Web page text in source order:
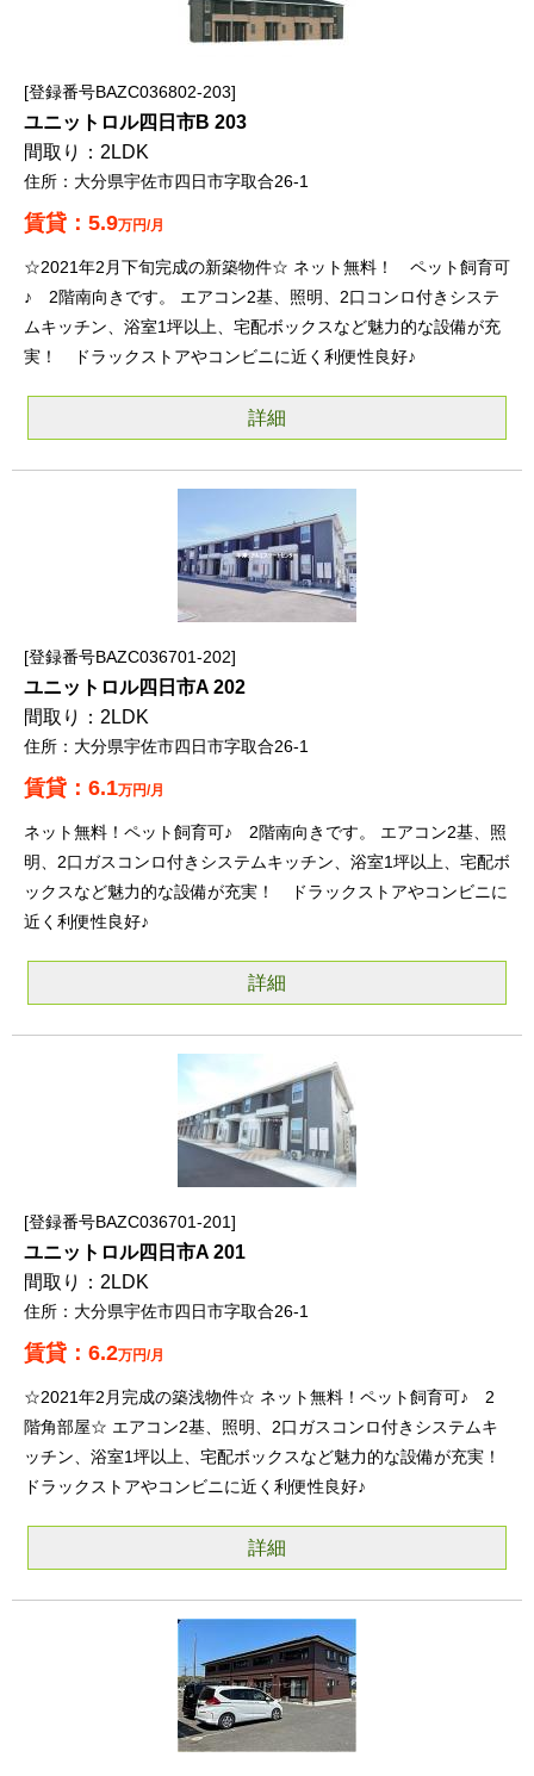
登録番号BAZC036802-203
ユニットロル四日市B 203
2LDK
大分県宇佐市四日市字取合26-1
5.9万円/月
☆2021年2月下旬完成の新築物件☆ ネット無料！ ペット飼育可
♪ 2階南向きです。 エアコン2基、照明、2口コンロ付きシステ
ムキッチン、浴室1坪以上、宅配ボックスなど魅力的な設備が充
実！ ドラックストアやコンビニに近く利便性良好♪
詳細
登録番号BAZC036701-202
ユニットロル四日市A 202
2LDK
大分県宇佐市四日市字取合26-1
6.1万円/月
ネット無料！ペット飼育可♪ 2階南向きです。 エアコン2基、照
明、2口ガスコンロ付きシステムキッチン、浴室1坪以上、宅配ボ
ックスなど魅力的な設備が充実！ ドラックストアやコンビニに
近く利便性良好♪
詳細
登録番号BAZC036701-201
ユニットロル四日市A 201
2LDK
大分県宇佐市四日市字取合26-1
6.2万円/月
☆2021年2月完成の築浅物件☆ ネット無料！ペット飼育可♪ 2
階角部屋☆ エアコン2基、照明、2口ガスコンロ付きシステムキ
ッチン、浴室1坪以上、宅配ボックスなど魅力的な設備が充実！
ドラックストアやコンビニに近く利便性良好♪
詳細